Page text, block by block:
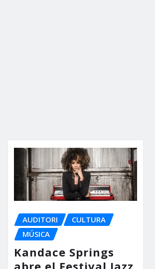
AUDITORI
CULTURA
MÚSICA
Kandace Springs